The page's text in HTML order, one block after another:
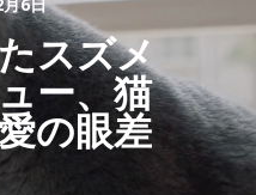
スズメ
ー、猫
の眼差